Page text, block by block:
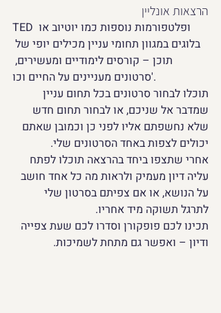
הרצאות אונליין
TED ופלטפורמות נוספות כמו יוטיוב או
בלוגים במגוון תחומי עניין מכילים יופי של
תוכן – קורסים לימודיים ומעשירים,
סרטונים מעניינים על החיים וכו'.
תוכלו לבחור סרטונים בכל תחום עניין
שמדבר אל שניכם, או לבחור תחום חדש
שלא נחשפתם אליו לפני כן וכמובן שאתם
יכולים לצפות באחד הסרטונים שלי.
אחרי שתצפו ביחד בהרצאה תוכלו לפתח
עליה דיון מעמיק ולראות מה כל אחד חושב
על הנושא, או אם צפיתם בסרטון שלי
לתרגל תשוקה מיד אחריו.
תכינו לכם פופקורן וסדרו לכם שעת צפייה
ודיון – ואפשר גם מתחת לשמיכות.